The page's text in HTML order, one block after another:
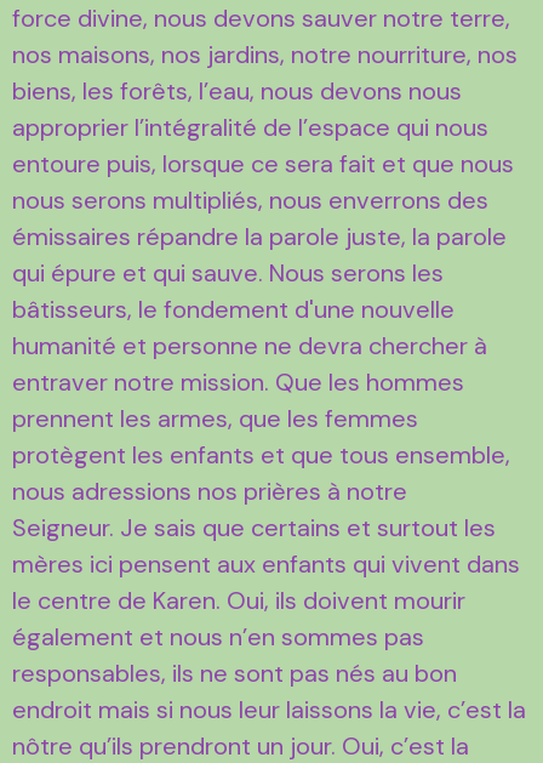
force divine, nous devons sauver notre terre,
nos maisons, nos jardins, notre nourriture, nos
biens, les forêts, l’eau, nous devons nous
approprier l’intégralité de l’espace qui nous
entoure puis, lorsque ce sera fait et que nous
nous serons multipliés, nous enverrons des
émissaires répandre la parole juste, la parole
qui épure et qui sauve. Nous serons les
bâtisseurs, le fondement d'une nouvelle
humanité et personne ne devra chercher à
entraver notre mission. Que les hommes
prennent les armes, que les femmes
protègent les enfants et que tous ensemble,
nous adressions nos prières à notre
Seigneur. Je sais que certains et surtout les
mères ici pensent aux enfants qui vivent dans
le centre de Karen. Oui, ils doivent mourir
également et nous n’en sommes pas
responsables, ils ne sont pas nés au bon
endroit mais si nous leur laissons la vie, c’est la
nôtre qu’ils prendront un jour. Oui, c’est la